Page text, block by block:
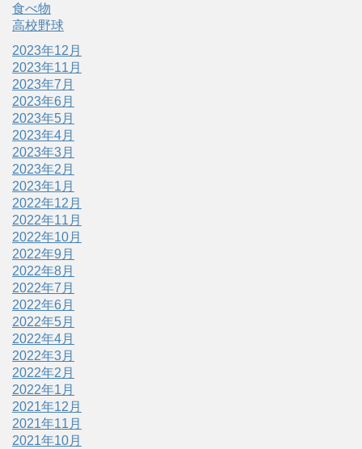
食べ物
高校野球
2023年12月
2023年11月
2023年7月
2023年6月
2023年5月
2023年4月
2023年3月
2023年2月
2023年1月
2022年12月
2022年11月
2022年10月
2022年9月
2022年8月
2022年7月
2022年6月
2022年5月
2022年4月
2022年3月
2022年2月
2022年1月
2021年12月
2021年11月
2021年10月